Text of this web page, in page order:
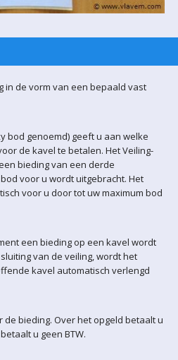
in de vorm van een bepaald vast
bod genoemd) geeft u aan welke
de kavel te betalen. Het Veiling-
bieding van een derde
voor u wordt uitgebracht. Het
voor u door tot uw maximum bod
een bieding op een kavel wordt
van de veiling, wordt het
kavel automatisch verlengd
de bieding. Over het opgeld betaalt u
u geen BTW.